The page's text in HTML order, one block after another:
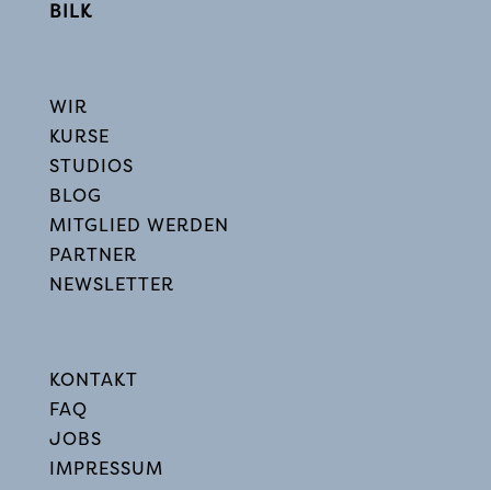
BILK
WIR
KURSE
STUDIOS
BLOG
MITGLIED WERDEN
PARTNER
NEWSLETTER
KONTAKT
FAQ
JOBS
IMPRESSUM